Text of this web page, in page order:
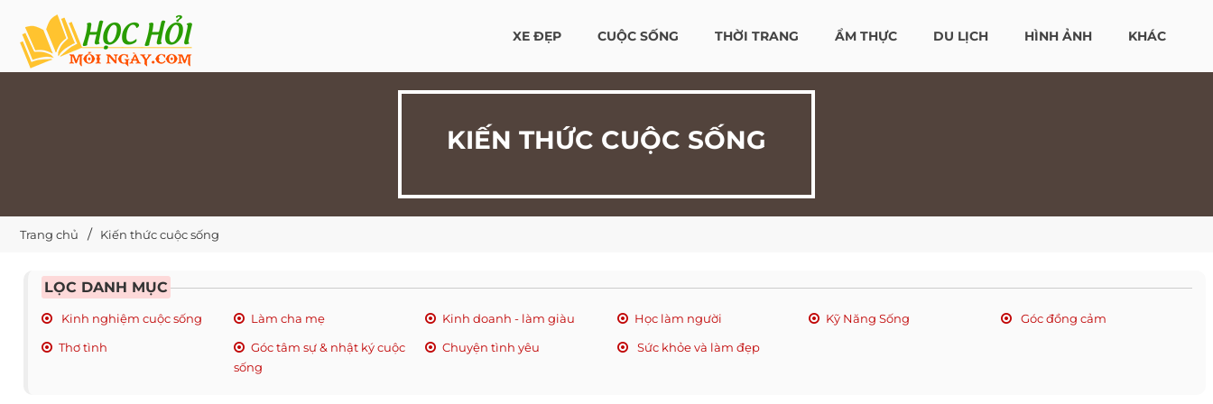
XE ĐẸP CUỘC SỐNG THỜI TRANG ẨM THỰC DU LỊCH HÌNH ẢNH KHÁC
KIẾN THỨC CUỘC SỐNG
Trang chủ Kiến thức cuộc sống
LỌC DANH MỤC
Kinh nghiệm cuộc sống Làm cha mẹ Kinh doanh - làm giàu Học làm người Kỹ Năng Sống
Góc đồng cảm
Thơ tình
Góc tâm sự & nhật ký cuộc
sống
Chuyện tình yêu Sức khỏe và làm đẹp